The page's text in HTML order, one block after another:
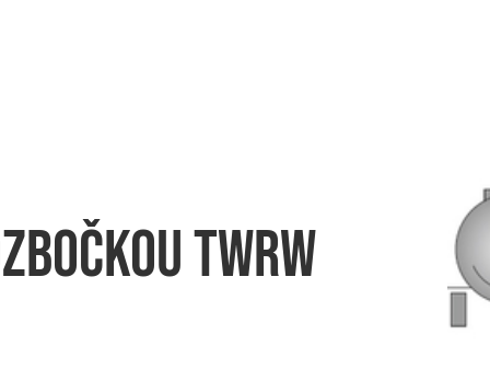
TWRW